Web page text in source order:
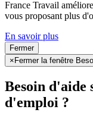
France Travail
vous proposant plus
En savoir plus
Fermer
× Fermer la fenêtre
Besoin d'aide
d'emploi ?